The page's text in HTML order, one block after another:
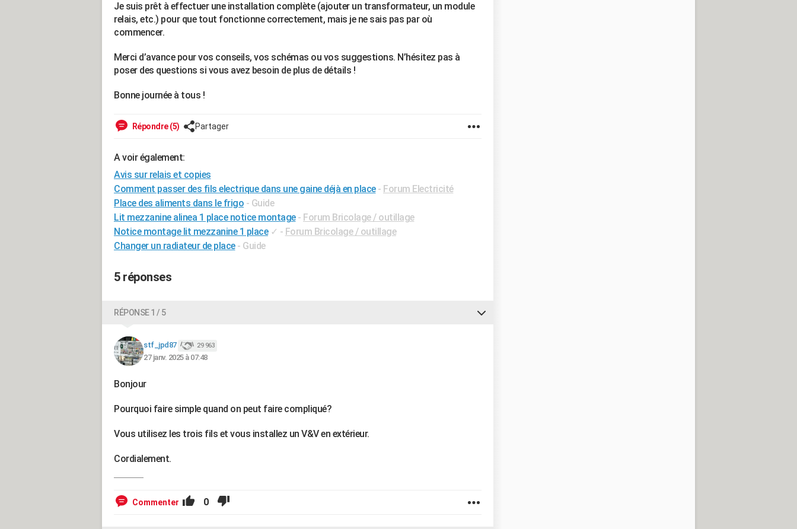
Je suis prêt à effectuer une installation complète (ajouter un transformateur, un module
relais, etc.) pour que tout fonctionne correctement, mais je ne sais pas par où
commencer.
Merci d’avance pour vos conseils, vos schémas ou vos suggestions. N’hésitez pas à
poser des questions si vous avez besoin de plus de détails !
Bonne journée à tous !
Répondre (5) Partager
A voir également:
Avis sur relais et copies
Comment passer des fils electrique dans une gaine déjà en place - Forum Electricité
Place des aliments dans le frigo - Guide
Lit mezzanine alinea 1 place notice montage - Forum Bricolage / outillage
Notice montage lit mezzanine 1 place ✓ - Forum Bricolage / outillage
Changer un radiateur de place - Guide
5 réponses
RÉPONSE 1 / 5
stf_jpd87 29 963
27 janv. 2025 à 07:48
Bonjour
Pourquoi faire simple quand on peut faire compliqué?
Vous utilisez les trois fils et vous installez un V&V en extérieur.
Cordialement.
Commenter 0